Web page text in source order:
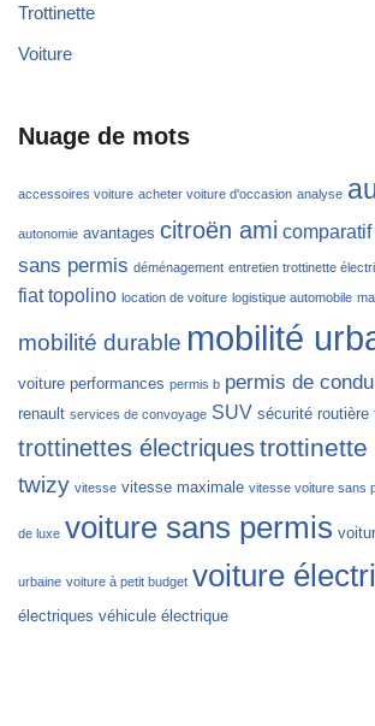
Trottinette
Voiture
Nuage de mots
accessoires voiture acheter voiture d'occasion analyse
autonomie avantages citroën ami comparatif
sans permis déménagement entretien trottinette
fiat topolino location de voiture logistique automobile
mobilité durable mobilité
voiture performances permis b permis de
renault services de convoyage SUV sécurité routière
trottinettes électriquestrottinette
twizy vitesse vitesse maximale vitesse voiture sans
de luxe voiture sans permis
urbaine voiture à petit budget voiture
électriques véhicule électrique